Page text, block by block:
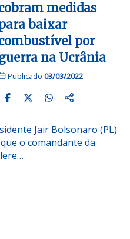
medidas
baixar
por
na Ucrânia
Publicado 03/03/2022
Jair Bolsonaro (PL)
o comandante da